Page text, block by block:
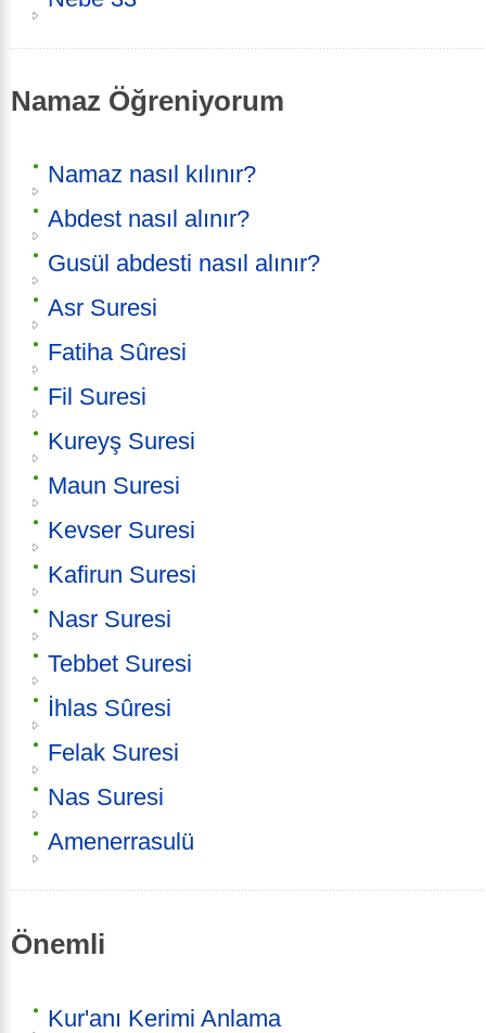
Namaz Öğreniyorum
Namaz nasıl kılınır?
Abdest nasıl alınır?
Gusül abdesti nasıl alınır?
Asr Suresi
Fatiha Sûresi
Fil Suresi
Kureyş Suresi
Maun Suresi
Kevser Suresi
Kafirun Suresi
Nasr Suresi
Tebbet Suresi
İhlas Sûresi
Felak Suresi
Nas Suresi
Amenerrasulü
Önemli
Kur'anı Kerimi Anlama